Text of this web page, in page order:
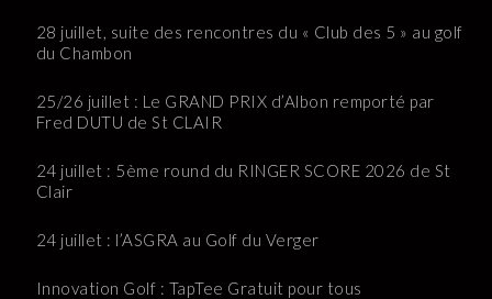
28 juillet, suite des rencontres du « Club des 5 » au golf
du Chambon
25/26 juillet : Le GRAND PRIX d’Albon remporté par
Fred DUTU de St CLAIR
24 juillet : 5ème round du RINGER SCORE 2026 de St
Clair
24 juillet : l’ASGRA au Golf du Verger
Innovation Golf : TapTee Gratuit pour tous